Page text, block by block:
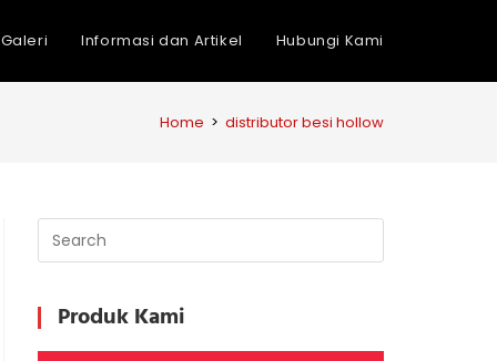
Galeri Informasi dan Artikel Hubungi Kami
Home > distributor besi hollow
Produk Kami